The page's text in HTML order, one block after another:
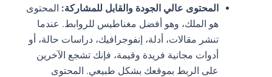
المحتوى عالي الجودة والقابل للمشاركة:المحتوى
هو الملك، وهو أفضل مغناطيس للروابط. عندما
تنشر مقالات، أدلة، إنفوجرافيك، دراسات حالة، أو
أدوات مجانية فريدة وقيمة، فإنك تشجع الآخرين
على الربط بموقعك بشكل طبيعي. المحتوى